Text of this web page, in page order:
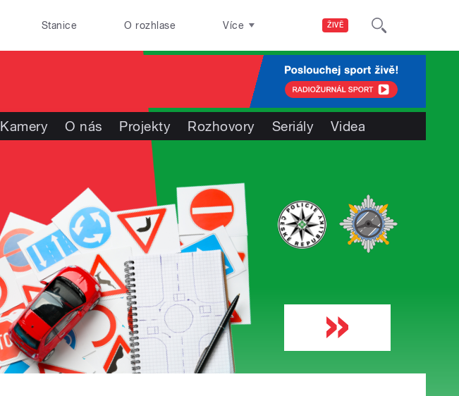
ŽIVĚ
Stanice O rozhlase Více
Kamery O nás Projekty Rozhovory Seriály Videa